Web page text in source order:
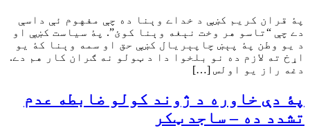
پۀ قران کریم کښې د خداے وېنا ده چې مفهوم ئې داسې
دے چې “تاسو هر وخت نېغه وېنا کوئ”. پۀ سیاست کښې او
د يو وطن پۀ پېښ چاپېريال کښې حق او سمه وېنا کۀ يو
اړخ ته لازم ده نو بلخوا دا د ټولو نه ګران کار هم دے.
دغه راز يو اولس […]
پۀ دې خاوره د ژوند کولو ضابطه عدم
تشدد ده – ساجد ټکر